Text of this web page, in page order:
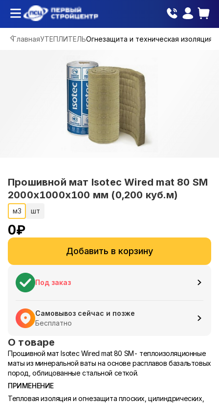
ГлавнаяУТЕПЛИТЕЛЬОгнезащита и техническая изоляция
Прошивной мат Isotec Wired mat 80 SM
2000х1000х100 мм (0,200 куб.м)
м3 шт
0₽
Добавить в корзину
Под заказ
Самовывоз сейчас и позже
Бесплатно
О товаре
Прошивной мат Isotec Wired mat 80 SM- теплоизоляционные
маты из минеральной ваты на основе расплавов базальтовых
пород, облицованные стальной сеткой.
ПРИМЕНЕНИЕ
Тепловая изоляция и огнезащита плоских, цилиндрических,